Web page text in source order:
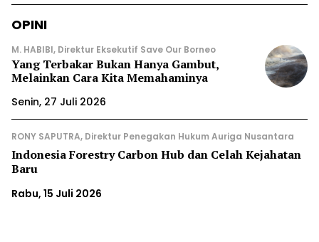
OPINI
M. HABIBI, Direktur Eksekutif Save Our Borneo
Yang Terbakar Bukan Hanya Gambut,
Melainkan Cara Kita Memahaminya
Senin, 27 Juli 2026
RONY SAPUTRA, Direktur Penegakan Hukum Auriga Nusantara
Indonesia Forestry Carbon Hub dan Celah Kejahatan
Baru
Rabu, 15 Juli 2026